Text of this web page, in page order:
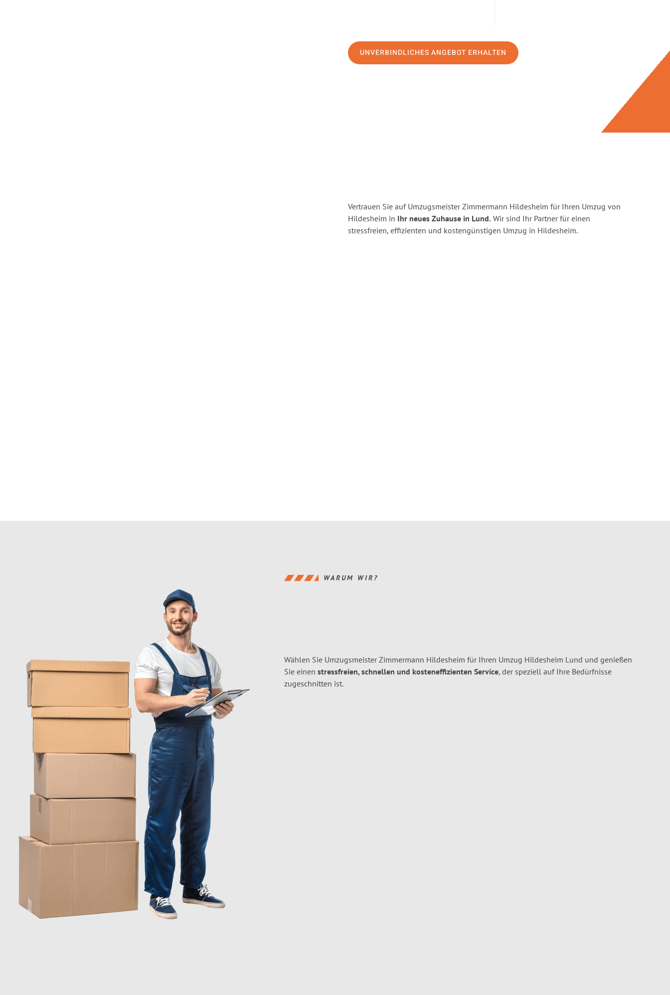
UNVERBINDLICHES ANGEBOT ERHALTEN
Vertrauen Sie auf Umzugsmeister Zimmermann Hildesheim für Ihren Umzug von
Hildesheim in Ihr neues Zuhause in Lund. Wir sind Ihr Partner für einen
stressfreien, effizienten und kostengünstigen Umzug in Hildesheim.
WARUM WIR?
Wählen Sie Umzugsmeister Zimmermann Hildesheim für Ihren Umzug Hildesheim Lund und genießen
Sie einen stressfreien, schnellen und kosteneffizienten Service, der speziell auf Ihre Bedürfnisse
zugeschnitten ist.